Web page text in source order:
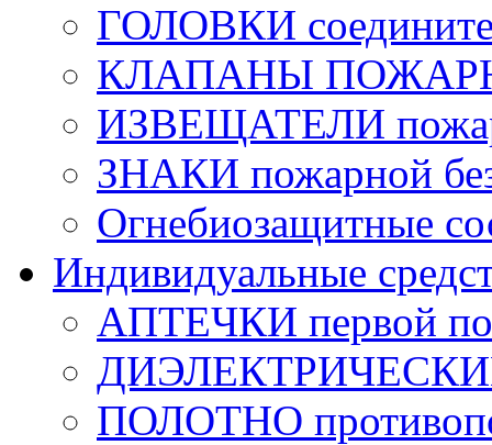
ГОЛОВКИ
КЛАПАНЫ
ИЗВЕЩАТЕЛИ
ЗНАКИ пожарной
Огнебиозащитные
Индивидуальные
АПТЕЧКИ первой
ДИЭЛЕКТРИЧЕСКИЕ
ПОЛОТНО